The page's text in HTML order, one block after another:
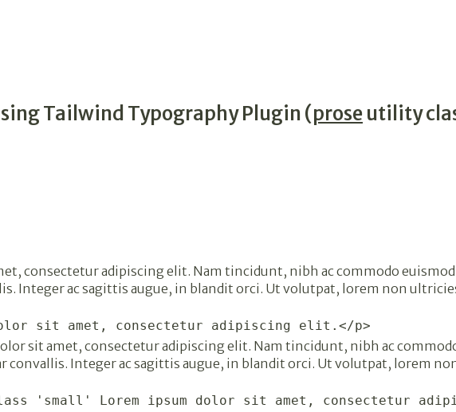
Tailwind Typography Plugin (proseutility
consectetur adipiscing elit. Nam tincidunt, nibh ac commodo
Integer ac sagittis augue, in blandit orci. Ut volutpat, lorem non
dolor sit amet, consectetur adipiscing elit.</p>
sit amet, consectetur adipiscing elit. Nam tincidunt, nibh ac
convallis. Integer ac sagittis augue, in blandit orci. Ut volutpat, lorem
'small' Lorem ipsum dolor sit amet, consectetur